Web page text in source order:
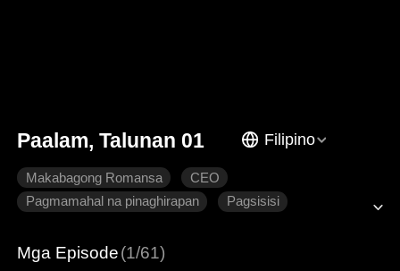
Paalam, Talunan 01 Filipino
Makabagong Romansa
CEO
Pagmamahal na pinaghirapan
Pagsisisi
Mga Episode(1/61)